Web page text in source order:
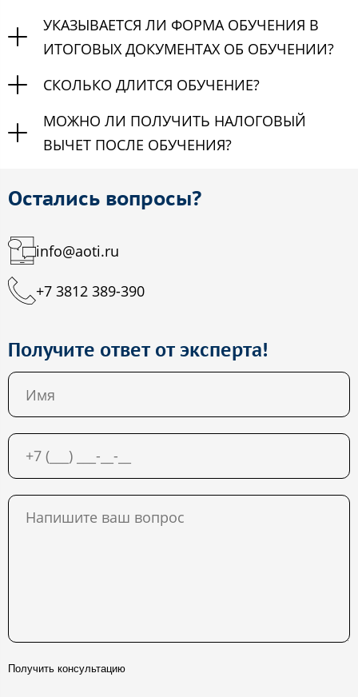
УКАЗЫВАЕТСЯ ЛИ ФОРМА ОБУЧЕНИЯ В
ИТОГОВЫХ ДОКУМЕНТАХ ОБ ОБУЧЕНИИ?
СКОЛЬКО ДЛИТСЯ ОБУЧЕНИЕ?
МОЖНО ЛИ ПОЛУЧИТЬ НАЛОГОВЫЙ
ВЫЧЕТ ПОСЛЕ ОБУЧЕНИЯ?
Остались вопросы?
info@aoti.ru
+7 3812 389-390
Получите ответ от эксперта!
Получить консультацию